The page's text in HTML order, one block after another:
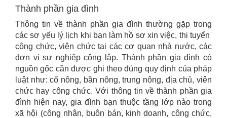
Thành phần gia đình
Thông tin về thành phần gia đình thường gặp trong
các sơ yếu lý lịch khi bạn làm hồ sơ xin việc, thi tuyển
công chức, viên chức tại các cơ quan nhà nước, các
đơn vị sự nghiệp công lập. Thành phần gia đình có
nguồn gốc cần được ghi theo đúng quy định của pháp
luật như: cố nông, bần nông, trung nông, địa chủ, viên
chức hay công chức. Với thông tin về thành phần gia
đình hiện nay, gia đình bạn thuộc tầng lớp nào trong
xã hội (công nhân, buôn bán, kinh doanh, công chức,